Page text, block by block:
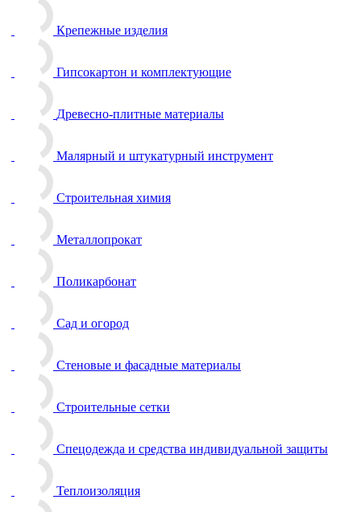
Крепежные изделия
Гипсокартон и комплектующие
Древесно-плитные материалы
Малярный и штукатурный инструмент
Строительная химия
Металлопрокат
Поликарбонат
Сад и огород
Стеновые и фасадные материалы
Строительные сетки
Спецодежда и средства индивидуальной защиты
Теплоизоляция